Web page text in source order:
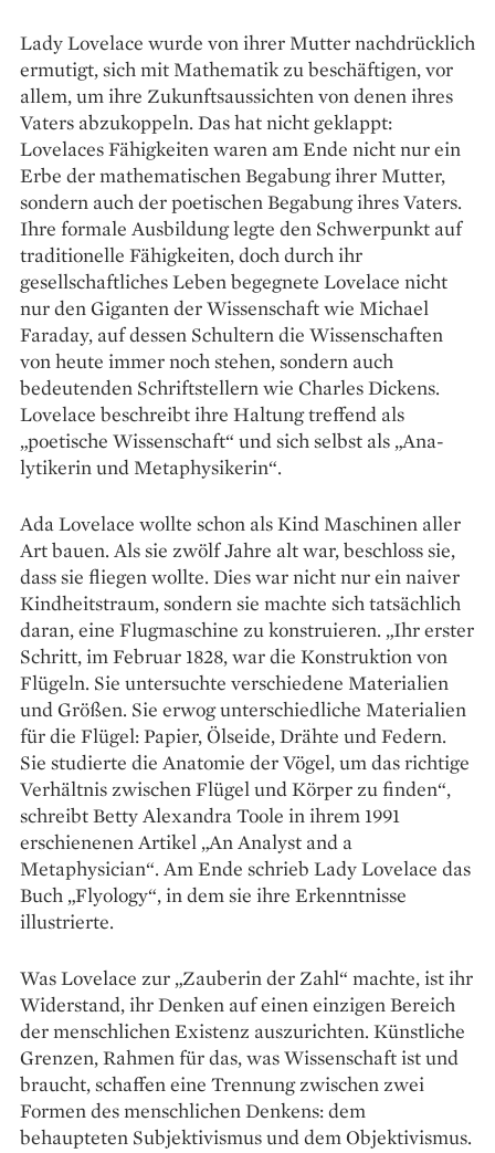
Lady Lovelace wurde von ihrer Mutter nachdrücklich
ermutigt, sich mit Mathematik zu beschäftigen, vor
allem, um ihre Zukunfts­aussichten von denen ihres
Vaters abzukoppeln. Das hat nicht geklappt:
Lovelaces Fähigkeiten waren am Ende nicht nur ein
Erbe der mathematischen Begabung ihrer Mutter,
sondern auch der poetischen Begabung ihres Vaters.
Ihre formale Ausbildung legte den Schwerpunkt auf
traditionelle Fähigkeiten, doch durch ihr
gesellschaftliches Leben begegnete Lovelace nicht
nur den Giganten der Wissenschaft wie Michael
Faraday, auf dessen Schultern die Wissenschaften
von heute immer noch stehen, sondern auch
bedeutenden Schriftstellern wie Charles Dickens.
Lovelace beschreibt ihre Haltung treffend als
„poetische Wissenschaft“ und sich selbst als „Ana­
lytikerin und Metaphysikerin“.
Ada Lovelace wollte schon als Kind Maschinen aller
Art bauen. Als sie zwölf Jahre alt war, beschloss sie,
dass sie fliegen wollte. Dies war nicht nur ein naiver
Kindheitstraum, sondern sie machte sich tatsächlich
daran, eine Flugmaschine zu kon­struieren. „Ihr erster
Schritt, im Februar 1828, war die Konstruktion von
Flügeln. Sie untersuchte verschiedene Materialien
und Größen. Sie erwog unterschiedliche Materialien
für die Flügel: Papier, Ölseide, Drähte und Federn.
Sie studierte die Anatomie der Vögel, um das richtige
Verhältnis zwischen Flügel und Körper zu finden“,
schreibt Betty Alexandra Toole in ihrem 1991
erschienenen Artikel „An Analyst and a
Metaphysician“. Am Ende schrieb Lady Lovelace das
Buch „Flyology“, in dem sie ihre Erkenntnisse
illustrierte.
Was Lovelace zur „Zauberin der Zahl“ machte, ist ihr
Widerstand, ihr Denken auf einen einzigen Bereich
der menschlichen Existenz auszurichten. Künstliche
Grenzen, Rahmen für das, was Wissenschaft ist und
braucht, schaffen eine Trennung zwischen zwei
Formen des menschlichen Denkens: dem
behaupteten Subjektivismus und dem Objektivismus.